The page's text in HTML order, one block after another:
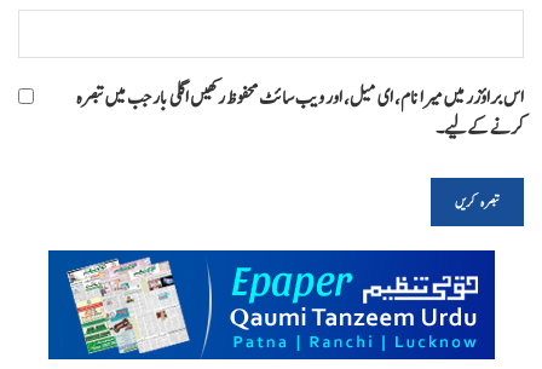
اس براؤزر میں میرا نام، ای میل، اور ویب سائٹ محفوظ رکھیں اگلی بار جب میں تبصرہ
کرنے کےلیے۔